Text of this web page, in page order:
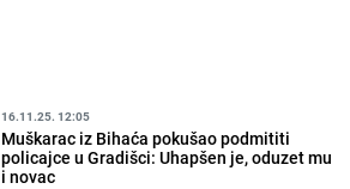
16.11.25. 12:05
Muškarac iz Bihaća pokušao podmititi
policajce u Gradišci: Uhapšen je, oduzet mu
i novac